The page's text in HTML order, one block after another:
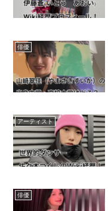
俳優
アーティスト
俳優